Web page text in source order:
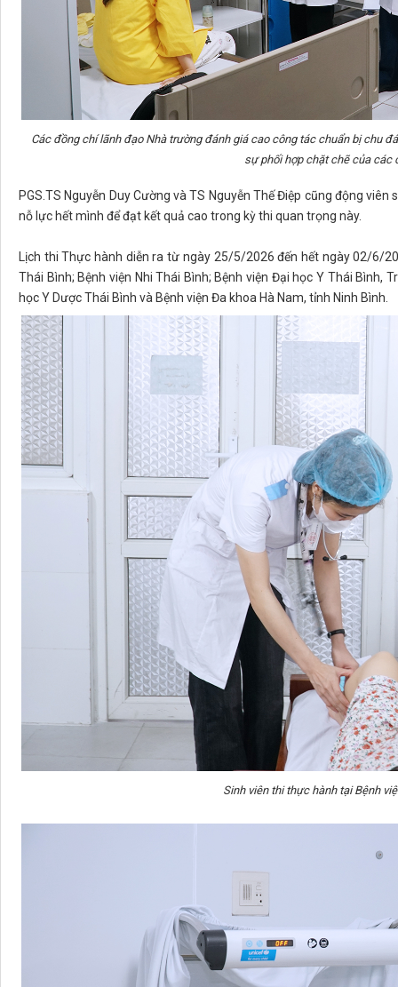
Các đồng chí lãnh đạo Nhà trường đánh giá cao công tác chuẩn bị chu
sự phối hợp chặt chẽ của các
PGS.TS Nguyễn Duy Cường và TS Nguyễn Thế Điệp cũng động
nỗ lực hết mình để đạt kết quả cao trong kỳ thi quan trọng này.
Lịch thi Thực hành diễn ra từ ngày 25/5/2026 đến hết ngày 02/6/
Thái Bình; Bệnh viện Nhi Thái Bình; Bệnh viện Đại học Y Thái Bình,
học Y Dược Thái Bình và Bệnh viện Đa khoa Hà Nam, tỉnh Ninh Bình.
Sinh viên thi thực hành tại Bệnh